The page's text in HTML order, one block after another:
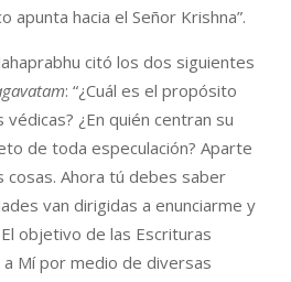
apunta hacia el Señor Krishna”.
citó los dos siguientes
: “¿Cuál es el propósito
¿En quién centran su
de toda especulación? Aparte
cosas. Ahora tú debes saber
van dirigidas a enunciarme y
objetivo de las Escrituras
Mí por medio de diversas